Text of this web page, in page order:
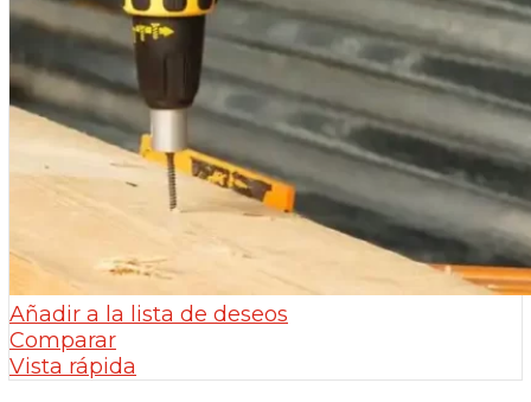
Añadir a la lista de deseos
Comparar
Vista rápida